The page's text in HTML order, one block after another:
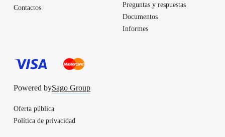
Contactos
Preguntas y respuestas
Documentos
Informes
Powered bySago Group
Oferta pública
Política de privacidad